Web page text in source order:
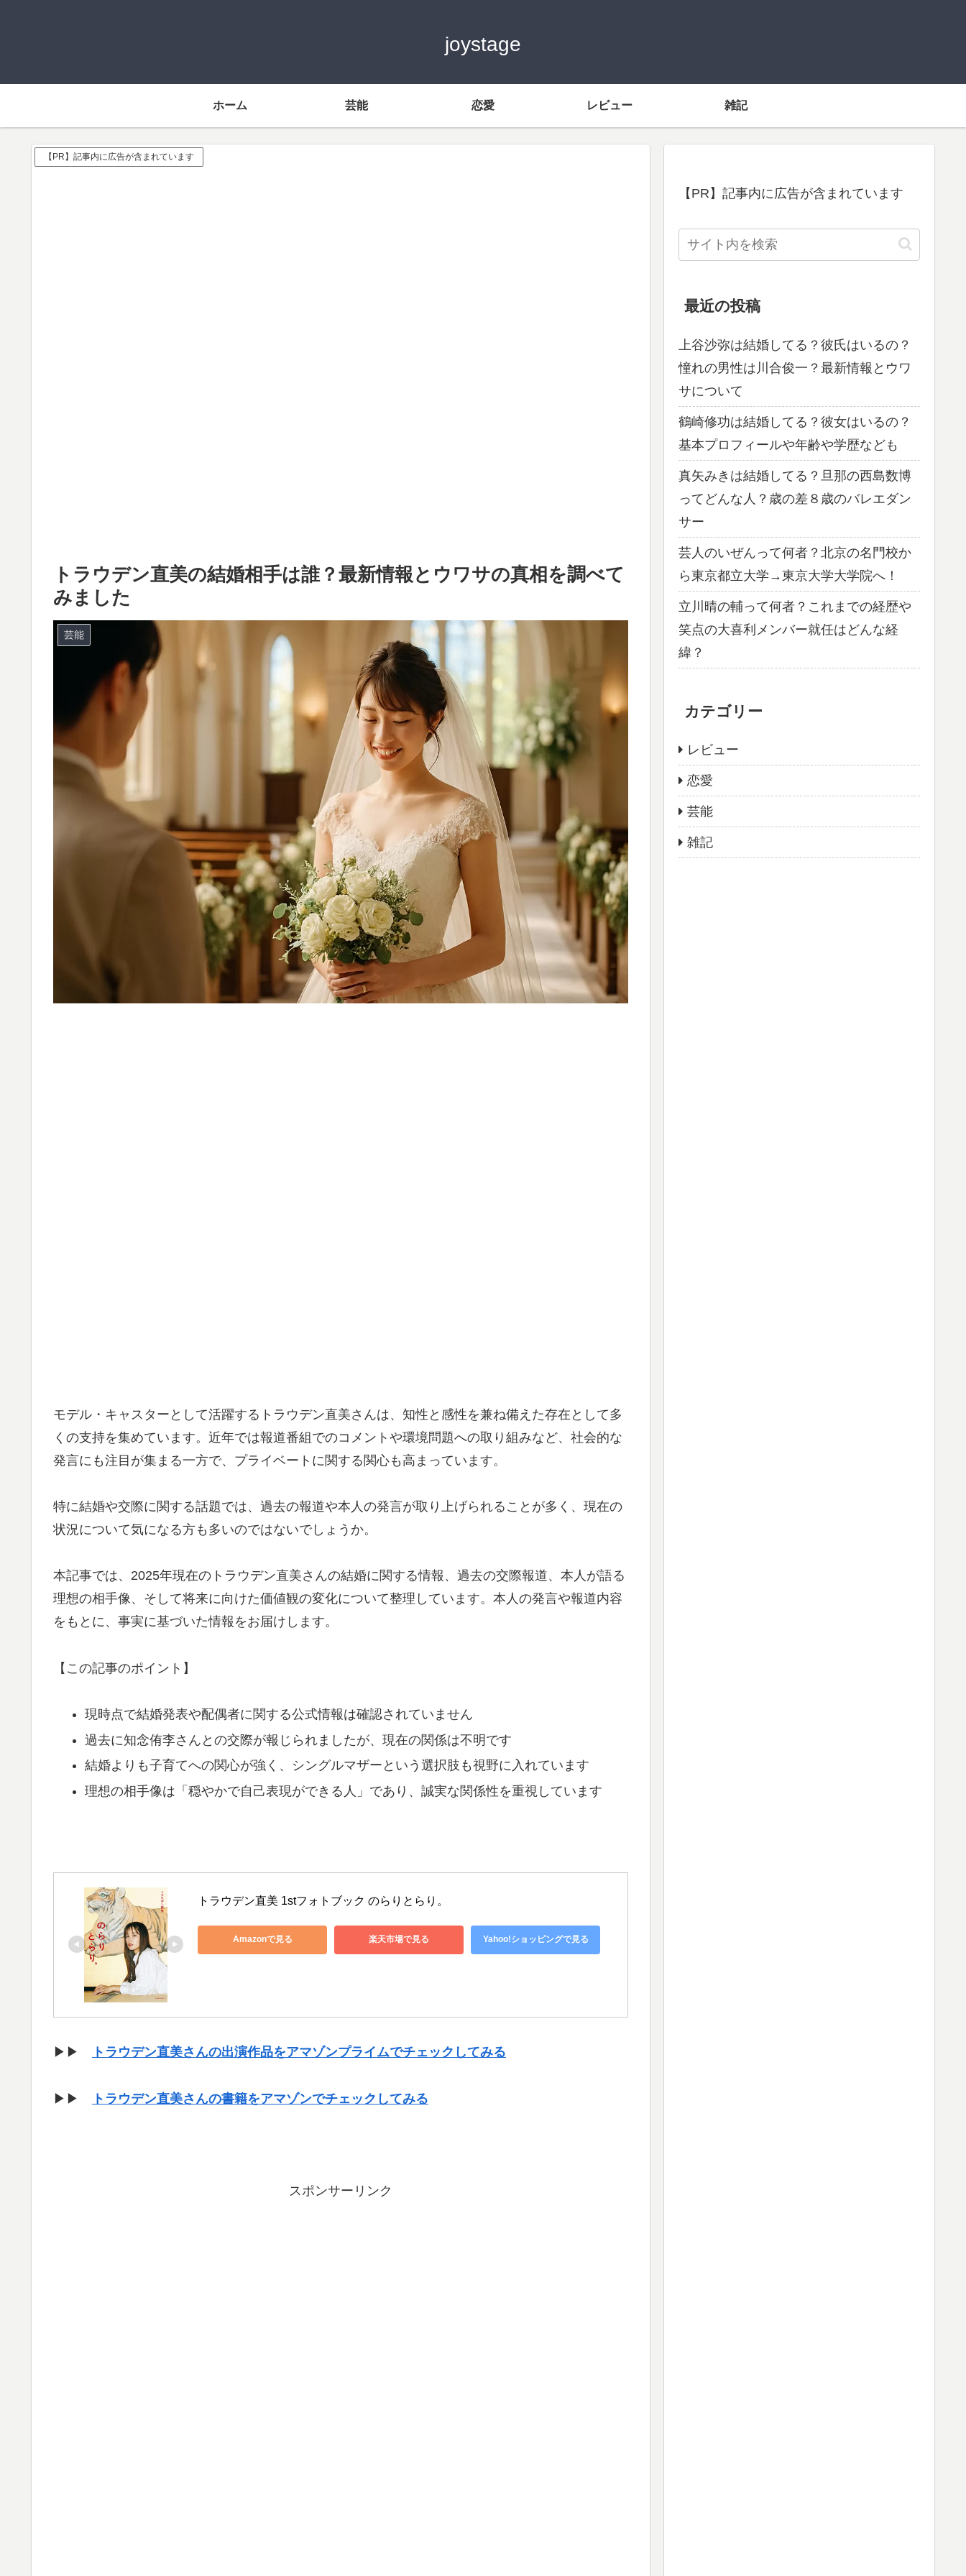
joystage
ホーム 芸能 恋愛 レビュー 雑記
【PR】記事内に広告が含まれています
トラウデン直美の結婚相手は誰？最新情報とウワサの真相を調べて
みました
芸能
モデル・キャスターとして活躍するトラウデン直美さんは、知性と感性を兼ね備えた存在として多
くの支持を集めています。近年では報道番組でのコメントや環境問題への取り組みなど、社会的な
発言にも注目が集まる一方で、プライベートに関する関心も高まっています。
特に結婚や交際に関する話題では、過去の報道や本人の発言が取り上げられることが多く、現在の
状況について気になる方も多いのではないでしょうか。
本記事では、2025年現在のトラウデン直美さんの結婚に関する情報、過去の交際報道、本人が語る
理想の相手像、そして将来に向けた価値観の変化について整理しています。本人の発言や報道内容
をもとに、事実に基づいた情報をお届けします。
【この記事のポイント】
現時点で結婚発表や配偶者に関する公式情報は確認されていません
過去に知念侑李さんとの交際が報じられましたが、現在の関係は不明です
結婚よりも子育てへの関心が強く、シングルマザーという選択肢も視野に入れています
理想の相手像は「穏やかで自己表現ができる人」であり、誠実な関係性を重視しています
トラウデン直美 1stフォトブック のらりとらり。
Amazonで見る 楽天市場で見る Yahoo!ショッピングで見る
▶▶ トラウデン直美さんの出演作品をアマゾンプライムでチェックしてみる
▶▶ トラウデン直美さんの書籍をアマゾンでチェックしてみる
スポンサーリンク
【PR】記事内に広告が含まれています
最近の投稿
上谷沙弥は結婚してる？彼氏はいるの？
憧れの男性は川合俊一？最新情報とウワ
サについて
鶴崎修功は結婚してる？彼女はいるの？
基本プロフィールや年齢や学歴なども
真矢みきは結婚してる？旦那の西島数博
ってどんな人？歳の差８歳のバレエダン
サー
芸人のいぜんって何者？北京の名門校か
ら東京都立大学→東京大学大学院へ！
立川晴の輔って何者？これまでの経歴や
笑点の大喜利メンバー就任はどんな経
緯？
カテゴリー
レビュー
恋愛
芸能
雑記